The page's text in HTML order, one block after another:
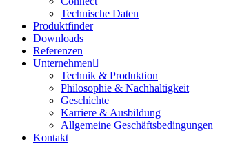
Technische Daten
Produktfinder
Downloads
Referenzen
Unternehmen
Technik & Produktion
Philosophie & Nachhaltigkeit
Geschichte
Karriere & Ausbildung
Allgemeine Geschäftsbedingungen
Kontakt